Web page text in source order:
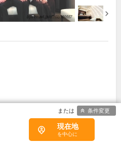
現在地
条件変更